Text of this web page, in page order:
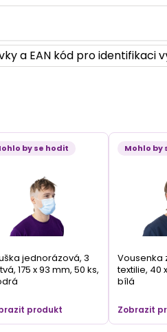
a EAN kód pro identifikaci
by se hodit
jednorázová, 3
175 x 93 mm, 50 ks,
produkt
Mohlo by
Vousenka
textilie, 40
bílá
Zobrazit